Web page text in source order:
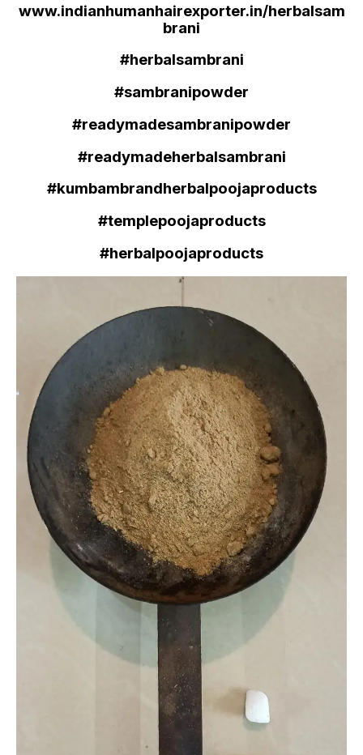
www.indianhumanhairexporter.in/herbalsam
brani
#herbalsambrani
#sambranipowder
#readymadesambranipowder
#readymadeherbalsambrani
#kumbambrandherbalpoojaproducts
#templepoojaproducts
#herbalpoojaproducts